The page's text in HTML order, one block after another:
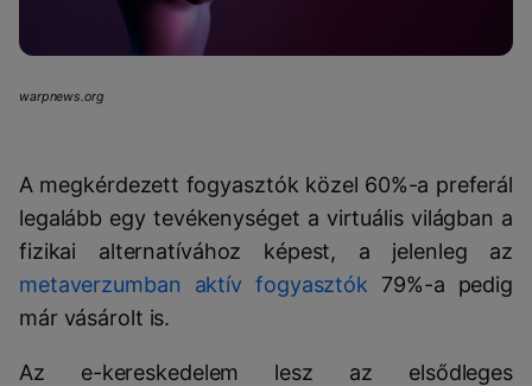
warpnews.org
A megkérdezett fogyasztók közel 60%-a preferál
legalább egy tevékenységet a virtuális világban a
fizikai alternatívához képest, a jelenleg az
metaverzumban aktív fogyasztók 79%-a pedig
már vásárolt is.
Az e-kereskedelem lesz az elsődleges